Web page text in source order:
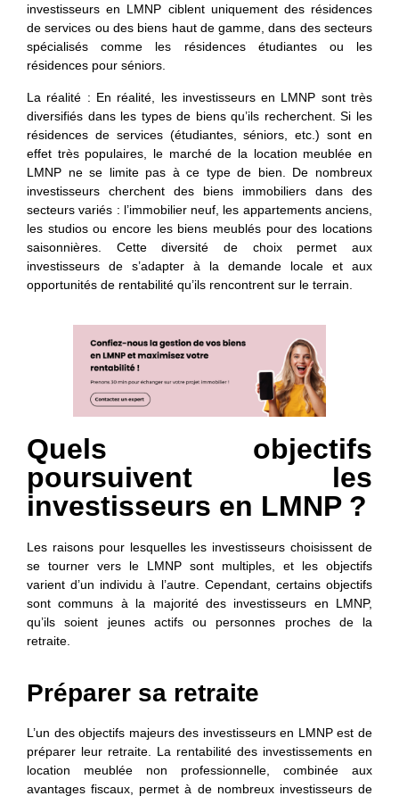
investisseurs en LMNP ciblent uniquement des résidences
de services ou des biens haut de gamme, dans des secteurs
spécialisés comme les résidences étudiantes ou les
résidences pour séniors.
La réalité : En réalité, les investisseurs en LMNP sont très
diversifiés dans les types de biens qu’ils recherchent. Si les
résidences de services (étudiantes, séniors, etc.) sont en
effet très populaires, le marché de la location meublée en
LMNP ne se limite pas à ce type de bien. De nombreux
investisseurs cherchent des biens immobiliers dans des
secteurs variés : l’immobilier neuf, les appartements anciens,
les studios ou encore les biens meublés pour des locations
saisonnières. Cette diversité de choix permet aux
investisseurs de s’adapter à la demande locale et aux
opportunités de rentabilité qu’ils rencontrent sur le terrain.
Quels objectifs
poursuivent les
investisseurs en LMNP ?
Les raisons pour lesquelles les investisseurs choisissent de
se tourner vers le LMNP sont multiples, et les objectifs
varient d’un individu à l’autre. Cependant, certains objectifs
sont communs à la majorité des investisseurs en LMNP,
qu’ils soient jeunes actifs ou personnes proches de la
retraite.
Préparer sa retraite
L’un des objectifs majeurs des investisseurs en LMNP est de
préparer leur retraite. La rentabilité des investissements en
location meublée non professionnelle, combinée aux
avantages fiscaux, permet à de nombreux investisseurs de